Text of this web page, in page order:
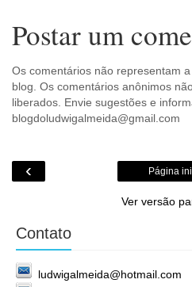
Postar um
Os comentários não representam
blog. Os comentários anônimos
liberados. Envie sugestões e
blogdoludwigalmeida@gmail.com
‹ Página
Ver versão
Contato
ludwigalmeida@hotmail.com